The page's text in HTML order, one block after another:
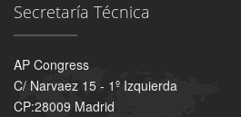
Secretaría Técnica
AP Congress
C/ Narvaez 15 - 1º Izquierda
CP:28009 Madrid